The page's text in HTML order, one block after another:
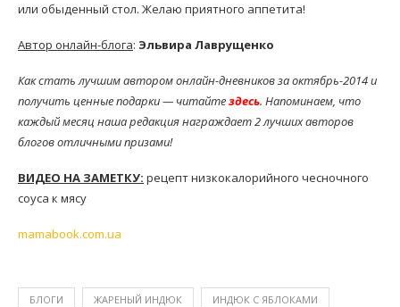
или обыденный стол. Желаю приятного аппетита!
Автор онлайн-блога: Эльвира Лаврущенко
Как стать лучшим автором онлайн-дневников за октябрь-2014 и
получить ценные подарки — читайтездесь. Напоминаем, что
каждый месяц наша редакция награждает 2 лучших авторов
блогов отличными призами!
ВИДЕО НА ЗАМЕТКУ: рецепт низкокалорийного чесночного
соуса к мясу
mamabook.com.ua
БЛОГИ ЖАРЕНЫЙ ИНДЮК ИНДЮК С ЯБЛОКАМИ